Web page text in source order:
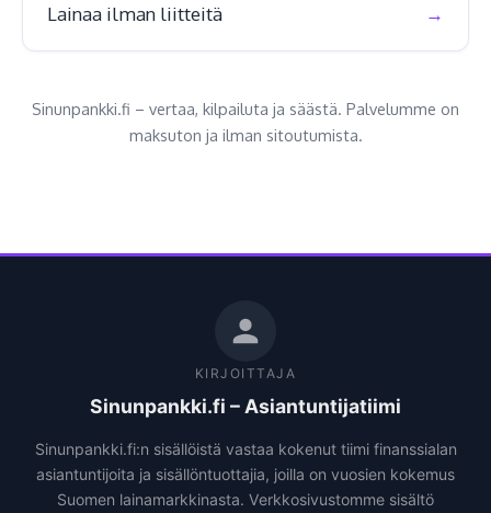
Lainaa ilman liitteitä
Sinunpankki.fi – vertaa, kilpailuta ja säästä. Palvelumme on
maksuton ja ilman sitoutumista.
KIRJOITTAJA
Sinunpankki.fi – Asiantuntijatiimi
Sinunpankki.fi:n sisällöistä vastaa kokenut tiimi finanssialan
asiantuntijoita ja sisällöntuottajia, joilla on vuosien kokemus
Suomen lainamarkkinasta. Verkkosivustomme sisältö